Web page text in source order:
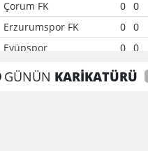
Çorum FK 0 0
Erzurumspor FK 0 0
Eyüpspor 0 0
Fenerbahçe 0
GÜNÜN KARİKATÜRÜ